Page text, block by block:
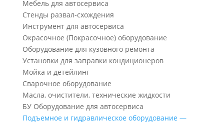
Мебель для автосервиса
Стенды развал-схождения
Инструмент для автосервиса
Окрасочное (Покрасочное) оборудование
Оборудование для кузовного ремонта
Установки для заправки кондиционеров
Мойка и детейлинг
Сварочное оборудование
Масла, очистители, технические жидкости
БУ Оборудование для автосервиса
Подъемное и гидравлическое оборудование —